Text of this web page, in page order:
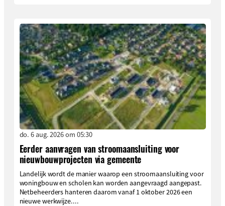
do. 6 aug. 2026 om 05:30
Eerder aanvragen van stroomaansluiting voor
nieuwbouwprojecten via gemeente
Landelijk wordt de manier waarop een stroomaansluiting voor
woningbouw en scholen kan worden aangevraagd aangepast.
Netbeheerders hanteren daarom vanaf 1 oktober 2026 een
nieuwe werkwijze....